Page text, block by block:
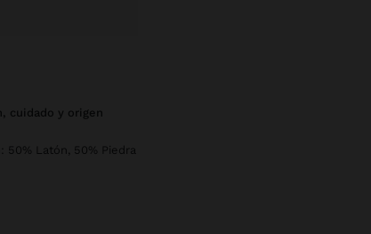
cuidado y origen
50% Latón, 50% Piedra